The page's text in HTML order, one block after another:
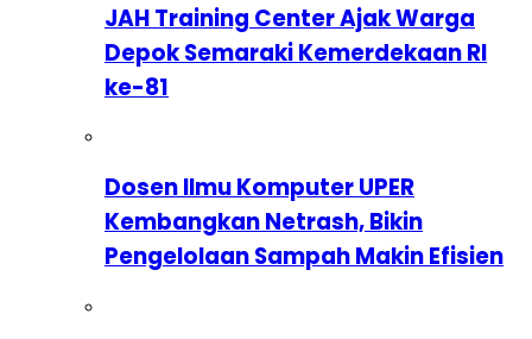
JAH Training Center Ajak Warga
Depok Semaraki Kemerdekaan RI
ke-81
Dosen Ilmu Komputer UPER
Kembangkan Netrash, Bikin
Pengelolaan Sampah Makin Efisien